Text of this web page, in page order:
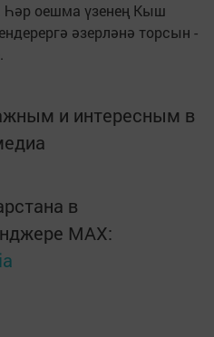
Һәр оешма үзенең Кыш
әзерләнә торсын -
и интересным в
в
MАХ: